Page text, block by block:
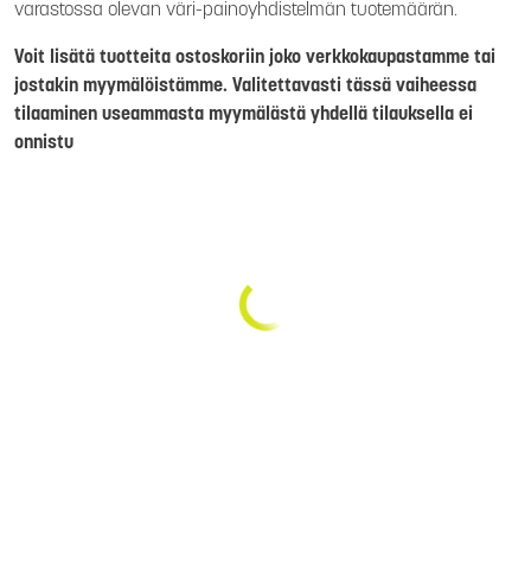
varastossa olevan väri-painoyhdistelmän tuotemäärän.
Voit lisätä tuotteita ostoskoriin joko verkkokaupastamme tai
jostakin myymälöistämme. Valitettavasti tässä vaiheessa
tilaaminen useammasta myymälästä yhdellä tilauksella ei
onnistu